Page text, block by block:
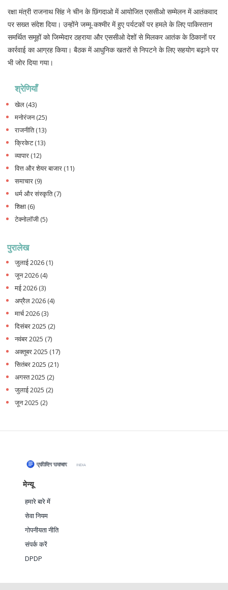
रक्षा मंत्री राजनाथ सिंह ने चीन के छिंगदाओ में आयोजित एससीओ सम्मेलन में आतंकवाद
पर सख्त संदेश दिया। उन्होंने जम्मू-कश्मीर में हुए पर्यटकों पर हमले के लिए पाकिस्तान
समर्थित समूहों को जिम्मेदार ठहराया और एससीओ देशों से मिलकर आतंक के ठिकानों पर
कार्रवाई का आग्रह किया। बैठक में आधुनिक खतरों से निपटने के लिए सहयोग बढ़ाने पर
भी जोर दिया गया।
श्रेणियाँ
खेल (43)
मनोरंजन(25)
राजनीति(13)
क्रिकेट(13)
व्यापार (12)
वित्त और शेयर बाजार (11)
समाचार (9)
धर्म और संस्कृति(7)
शिक्षा (6)
टेक्नोलॉजी (5)
पुरालेख
जुलाई 2026 (1)
जून 2026 (4)
मई 2026 (3)
अप्रैल 2026 (4)
मार्च 2026 (3)
दिसंबर 2025 (2)
नवंबर 2025 (7)
अक्तूबर 2025 (17)
सितंबर 2025 (21)
अगस्त 2025 (2)
जुलाई 2025 (2)
जून 2025 (2)
मेन्यू
हमारे बारे में
सेवा नियम
गोपनीयता नीति
संपर्क करें
DPDP